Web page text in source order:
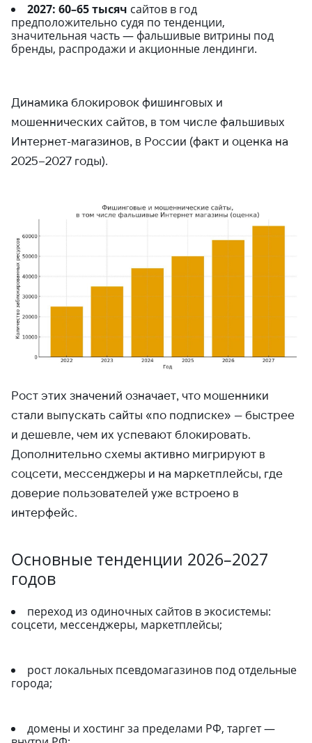
2027: 60–65 тысяч сайтов в год
предположительно судя по тенденции,
значительная часть — фальшивые витрины под
бренды, распродажи и акционные лендинги.
Динамика блокировок фишинговых и
мошеннических сайтов, в том числе фальшивых
Интернет-магазинов, в России (факт и оценка на
2025–2027 годы).
Рост этих значений означает, что мошенники
стали выпускать сайты «по подписке» — быстрее
и дешевле, чем их успевают блокировать.
Дополнительно схемы активно мигрируют в
соцсети, мессенджеры и на маркетплейсы, где
доверие пользователей уже встроено в
интерфейс.
Основные тенденции 2026–2027
годов
переход из одиночных сайтов в экосистемы:
соцсети, мессенджеры, маркетплейсы;
рост локальных псевдомагазинов под отдельные
города;
домены и хостинг за пределами РФ, таргет —